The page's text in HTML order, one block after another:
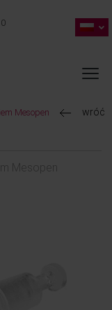
0
Mesopen wróć
Mesopen